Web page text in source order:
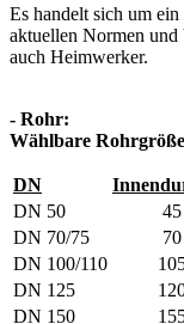
Es handelt sich um
aktuellen Normen
auch Heimwerker.
- Rohr:
Wählbare
DN
DN 50
DN 70/75
DN 100/110
DN 125
DN 150